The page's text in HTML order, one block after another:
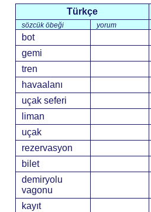
Türkçe
sözcük öbeği yorum
bot
gemi
tren
havaalanı
uçak seferi
liman
uçak
rezervasyon
bilet
demiryolu
vagonu
kayıt